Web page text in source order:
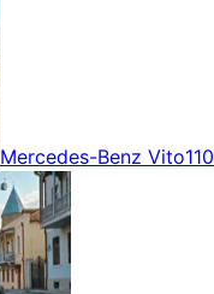
Mercedes-Benz Vito110